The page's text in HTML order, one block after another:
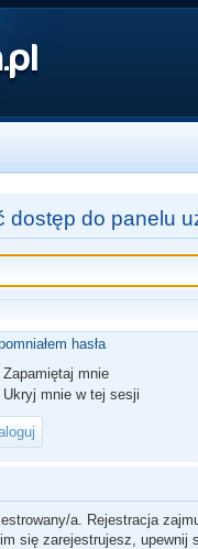
dostęp do panelu
hasła
Zapamiętaj mnie
Ukryj mnie w tej sesji
a. Rejestracja
się zarejestrujesz,